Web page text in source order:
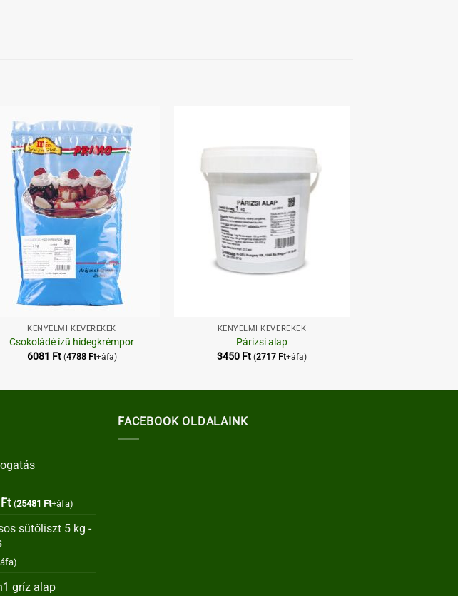
Kedvenceimhez
KÉNYELMI KEVERÉKEK
Csokoládé ízű hidegkrémpor
6081 Ft (4788 Ft+áfa)
KÉNYELMI KEVERÉKEK
Párizsi alap
3450 Ft (2717 Ft+áfa)
FtCurrent
is:
(25481 Ft+áfa)
sütőliszt 5 kg -
gríz alap
FACEBOOK OLDALAINK